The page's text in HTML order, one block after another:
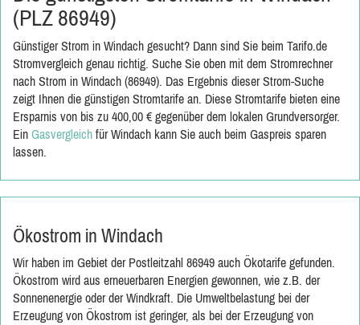
(PLZ 86949)
Günstiger Strom in Windach gesucht? Dann sind Sie beim Tarifo.de
Stromvergleich genau richtig. Suche Sie oben mit dem Stromrechner
nach Strom in Windach (86949). Das Ergebnis dieser Strom-Suche
zeigt Ihnen die günstigen Stromtarife an. Diese Stromtarife bieten eine
Ersparnis von bis zu 400,00 € gegenüber dem lokalen Grundversorger.
Ein Gasvergleich für Windach kann Sie auch beim Gaspreis sparen
lassen.
Ökostrom in Windach
Wir haben im Gebiet der Postleitzahl 86949 auch Ökotarife gefunden.
Ökostrom wird aus erneuerbaren Energien gewonnen, wie z.B. der
Sonnenenergie oder der Windkraft. Die Umweltbelastung bei der
Erzeugung von Ökostrom ist geringer, als bei der Erzeugung von